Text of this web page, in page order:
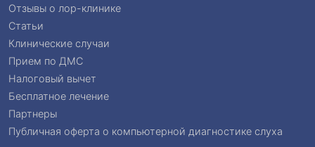
Отзывы о лор-клинике
Статьи
Клинические случаи
Прием по ДМС
Налоговый вычет
Бесплатное лечение
Партнеры
Публичная оферта о компьютерной диагностике слуха